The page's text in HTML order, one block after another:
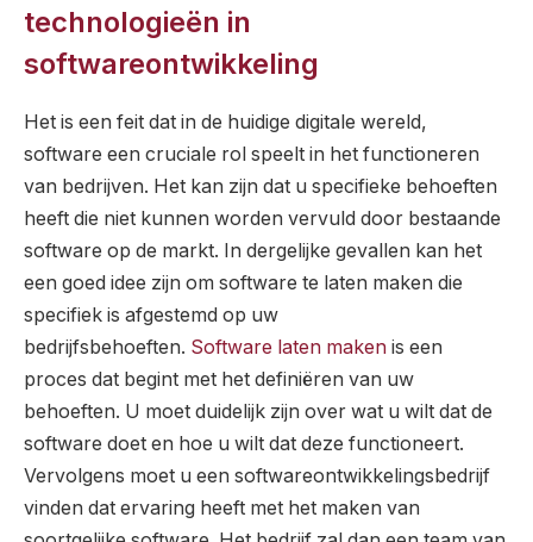
technologieën in
softwareontwikkeling
Het is een feit dat in de huidige digitale wereld,
software een cruciale rol speelt in het functioneren
van bedrijven. Het kan zijn dat u specifieke behoeften
heeft die niet kunnen worden vervuld door bestaande
software op de markt. In dergelijke gevallen kan het
een goed idee zijn om software te laten maken die
specifiek is afgestemd op uw
bedrijfsbehoeften. Software laten maken is een
proces dat begint met het definiëren van uw
behoeften. U moet duidelijk zijn over wat u wilt dat de
software doet en hoe u wilt dat deze functioneert.
Vervolgens moet u een softwareontwikkelingsbedrijf
vinden dat ervaring heeft met het maken van